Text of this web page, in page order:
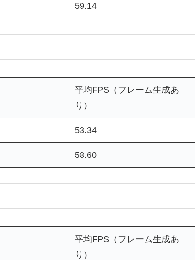
59.14
平均FPS（フレーム生成あ
り）
53.34
58.60
平均FPS（フレーム生成あ
り）